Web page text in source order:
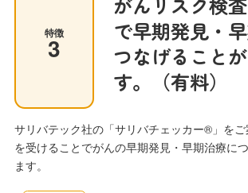
特徴
3
で早期発見・
つなげること
す。（有料）
サリバテック社の「サリバチェッカー®」を
を受けることでがんの早期発見・早期治療に
ます。